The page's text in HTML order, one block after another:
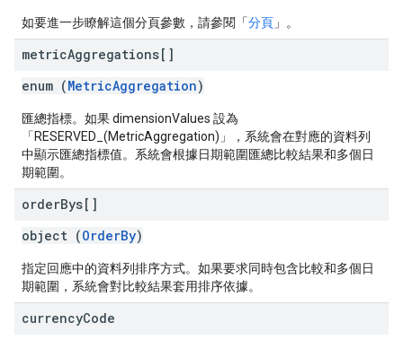
如要進一步瞭解這個分頁參數，請參閱「分頁 」。
metricAggregations[]
enum (MetricAggregation)
匯總指標。如果 dimensionValues 設為
「RESERVED_(MetricAggregation)」，系統會在對應的資料列
中顯示匯總指標值。系統會根據日期範圍匯總比較結果和多個日
期範圍。
orderBys[]
object (OrderBy)
指定回應中的資料列排序方式。如果要求同時包含比較和多個日
期範圍，系統會對比較結果套用排序依據。
currencyCode